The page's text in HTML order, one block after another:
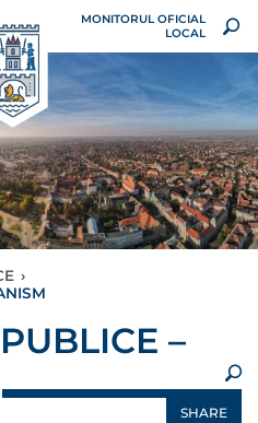
MONITORUL OFICIAL
LOCAL
›
–
SHARE